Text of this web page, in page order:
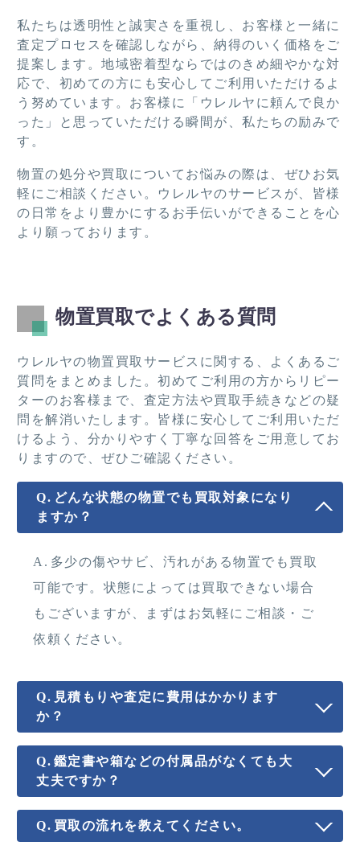
うご
ざい
ま
す。
た。
私たちは透明性と誠実さを重視し、お客様と一緒に
査定プロセスを確認しながら、納得のいく価格をご
提案します。地域密着型ならではのきめ細やかな対
応で、初めての方にも安心してご利用いただけるよ
う努めています。お客様に「ウレルヤに頼んで良か
った」と思っていただける瞬間が、私たちの励みで
す。
物置の処分や買取についてお悩みの際は、ぜひお気
軽にご相談ください。ウレルヤのサービスが、皆様
の日常をより豊かにするお手伝いができることを心
より願っております。
物置買取でよくある質問
ウレルヤの物置買取サービスに関する、よくあるご
質問をまとめました。初めてご利用の方からリピー
ターのお客様まで、査定方法や買取手続きなどの疑
問を解消いたします。皆様に安心してご利用いただ
けるよう、分かりやすく丁寧な回答をご用意してお
りますので、ぜひご確認ください。
どんな状態の物置でも買取対象になり
ますか？
多少の傷やサビ、汚れがある物置でも買取
可能です。状態によっては買取できない場合
もございますが、まずはお気軽にご相談・ご
依頼ください。
見積もりや査定に費用はかかります
か？
鑑定書や箱などの付属品がなくても大
丈夫ですか？
買取の流れを教えてください。